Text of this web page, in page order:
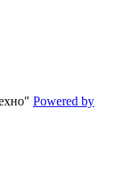
Powered by